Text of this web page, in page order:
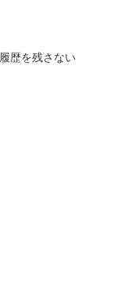
履歴を残さない